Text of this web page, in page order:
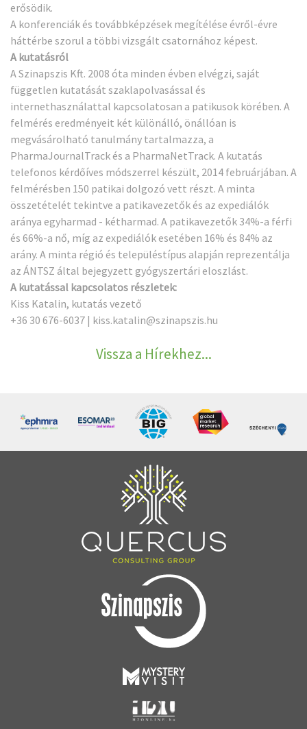
erősödik.
A konferenciák és továbbképzések megítélése évről-évre
háttérbe szorul a többi vizsgált csatornához képest.
A kutatásról
A Szinapszis Kft. 2008 óta minden évben elvégzi, saját
független kutatását szaklapolvasással és
internethasználattal kapcsolatosan a patikusok körében. A
felmérés eredményeit két különálló, önállóan is
megvásárolható tanulmány tartalmazza, a
PharmaJournalTrack és a PharmaNetTrack. A kutatás
telefonos kérdőíves módszerrel készült, 2014 februárjában. A
felmérésben 150 patikai dolgozó vett részt. A minta
összetételét tekintve a patikavezetők és az expediálók
aránya egyharmad - kétharmad. A patikavezetők 34%-a férfi
és 66%-a nő, míg az expediálók esetében 16% és 84% az
arány. A minta régió és településtípus alapján reprezentálja
az ÁNTSZ által bejegyzett gyógyszertári eloszlást.
A kutatással kapcsolatos részletek:
Kiss Katalin, kutatás vezető
+36 30 676-6037 | kiss.katalin@szinapszis.hu
Vissza a Hírekhez...